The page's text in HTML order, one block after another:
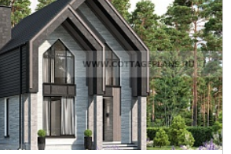
работы, чтобы каждый из
дом своей мечты. Мы
индивидуальный подход к
и учитываем потребности и
Обращайтесь к нам, чтобы
мечты о комфортном и уютном